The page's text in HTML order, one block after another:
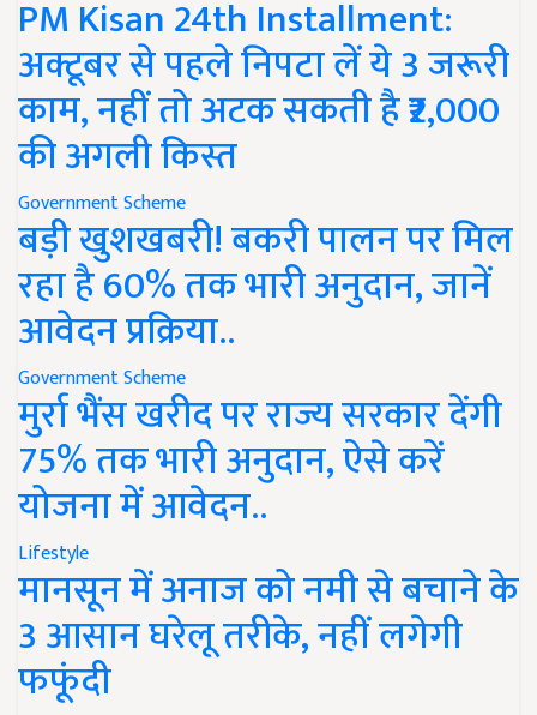
PM Kisan 24th Installment:
अक्टूबर से पहले निपटा लें ये 3 जरूरी
काम, नहीं तो अटक सकती है ₹2,000
की अगली किस्त
Government Scheme
बड़ी खुशखबरी! बकरी पालन पर मिल
रहा है 60% तक भारी अनुदान, जानें
आवेदन प्रक्रिया..
Government Scheme
मुर्रा भैंस खरीद पर राज्य सरकार देंगी
75% तक भारी अनुदान, ऐसे करें
योजना में आवेदन..
Lifestyle
मानसून में अनाज को नमी से बचाने के
3 आसान घरेलू तरीके, नहीं लगेगी
फफूंदी